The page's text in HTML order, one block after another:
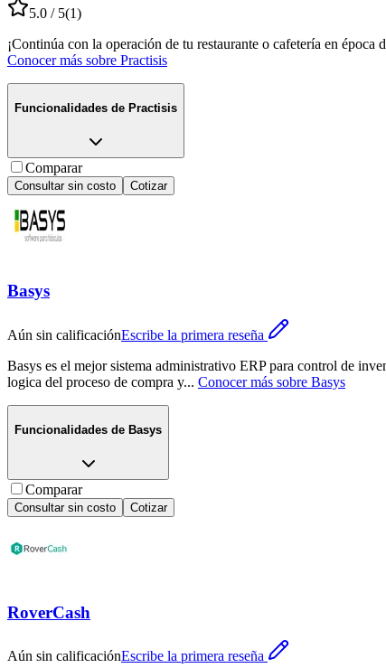
5.0 / 5(1)
¡Continúa con la operación de tu restaurante o cafetería en
Conocer más sobre Practisis
Funcionalidades de Practisis
Comparar
Consultar sin costo Cotizar
Basys
Aún sin calificaciónEscribe la primera reseña
Basys es el mejor sistema administrativo ERP para control de
logica del proceso de compra y... Conocer más sobre Basys
Funcionalidades de Basys
Comparar
Consultar sin costo Cotizar
RoverCash
Aún sin calificaciónEscribe la primera reseña